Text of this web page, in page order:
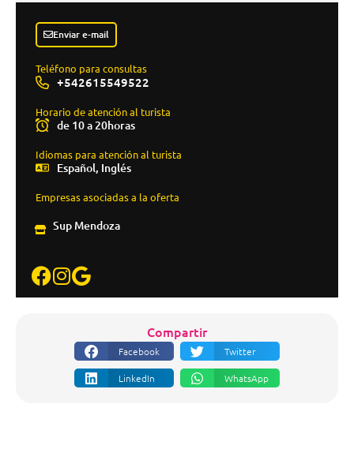
Teléfono para consultas
+542615549522
Enviar e-mail
Horario de atención al turista
de 10 a 20horas
Idiomas para atención al turista
Español, Inglés
Empresas asociadas a la oferta
Sup Mendoza
Compartir
Facebook Twitter
LinkedIn WhatsApp